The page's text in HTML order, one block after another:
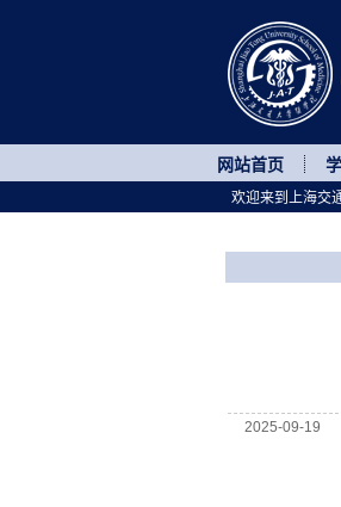
网站首页
2025-09-19
欢迎来到上海交